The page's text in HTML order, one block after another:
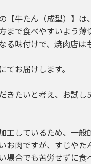
【牛たん（成型）】
まで食べやすいよう
る味付けで、焼肉店
お届けします。
きたいと考え、お試
工しているため、一般
お肉ですが、すじやた
場合でも苦労せずに食